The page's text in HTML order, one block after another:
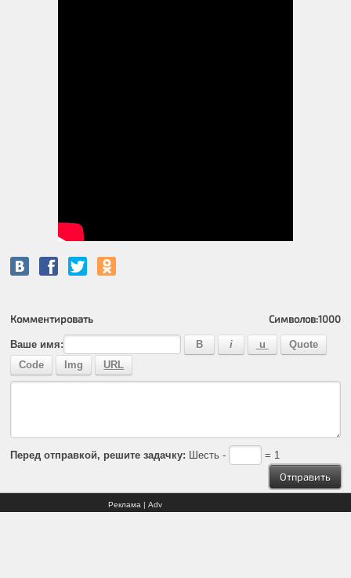
Комментировать Символов:1000
Ваше имя:
Перед отправкой, решите задачку: Шесть - = 1
Реклама | Adv